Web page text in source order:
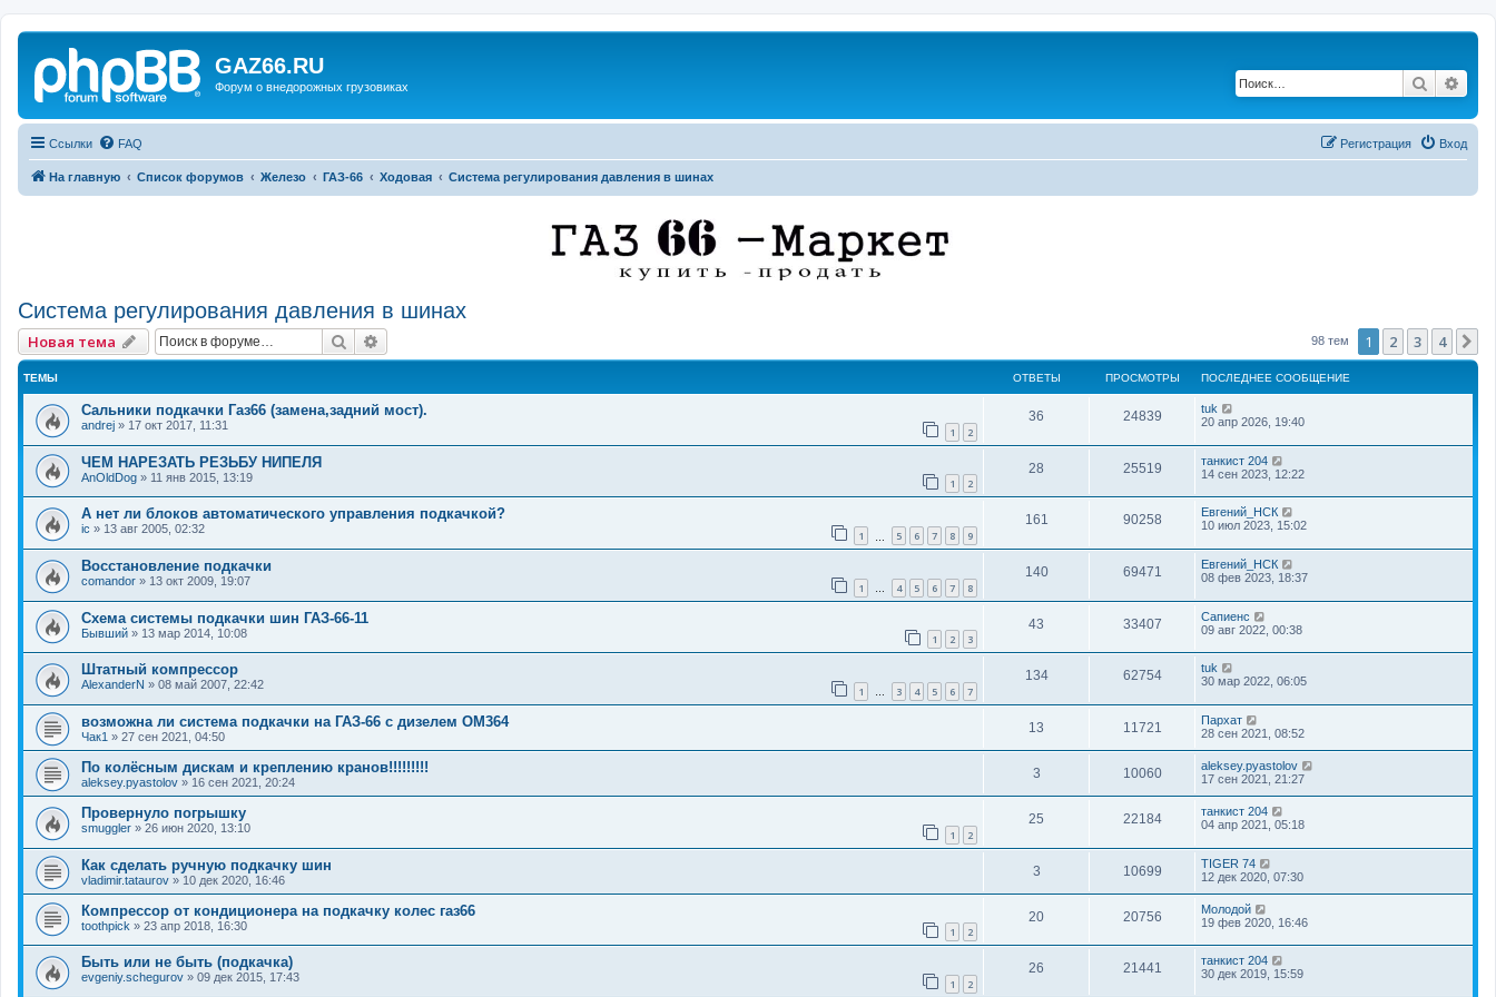
GAZ66.RU
Форум о внедорожных грузовиках Поиск
Ссылки FAQ Вход
Регистрация
На главную Список форумов Железо ГАЗ-66 Ходовая Система регулирования давления в шинах
Система регулирования давления в шинах
Новая тема Поиск 98 тем 1 2 3 4
ТЕМЫ ОТВЕТЫ ПРОСМОТРЫ ПОСЛЕДНЕЕ СООБЩЕНИЕ
Сальники подкачки Газ66 (замена,задний мост).
andrej » 17 окт 2017, 11:31 1 2
36 24839
tuk
20 апр 2026, 19:40
ЧЕМ НАРЕЗАТЬ РЕЗЬБУ НИПЕЛЯ
AnOldDog » 11 янв 2015, 13:19 1 2
28 25519
танкист 204
14 сен 2023, 12:22
А нет ли блоков автоматического управления подкачкой?
ic » 13 авг 2005, 02:32 1 5 6 7 8 9
161 90258
Евгений_НСК
10 июл 2023, 15:02
Восстановление подкачки
comandor » 13 окт 2009, 19:07 1 … 4 5 6 7 8
140 69471
Евгений_НСК
08 фев 2023, 18:37
Схема системы подкачки шин ГАЗ-66-11
Бывший » 13 мар 2014, 10:08 1 2 3
43 33407
Сапиенс
09 авг 2022, 00:38
Штатный компрессор
AlexanderN » 08 май 2007, 22:42 1 … 3 4 5 6 7
134 62754
tuk
30 мар 2022, 06:05
возможна ли система подкачки на ГАЗ-66 с дизелем ОМ364
Чак1 » 27 сен 2021, 04:50
13 11721
Пархат
28 сен 2021, 08:52
По колёсным дискам и креплению кранов!!!!!!!!!
aleksey.pyastolov » 16 сен 2021, 20:24
3 10060
aleksey.pyastolov
17 сен 2021, 21:27
Провернуло погрышку
smuggler » 26 июн 2020, 13:10 1 2
25 22184
танкист 204
04 апр 2021, 05:18
Как сделать ручную подкачку шин
vladimir.tataurov » 10 дек 2020, 16:46
3 10699
TIGER 74
12 дек 2020, 07:30
Компрессор от кондиционера на подкачку колес газ66
toothpick » 23 апр 2018, 16:30 1 2
20 20756
Молодой
19 фев 2020, 16:46
Быть или не быть (подкачка)
evgeniy.schegurov » 09 дек 2015, 17:43 1 2
26 21441
танкист 204
30 дек 2019, 15:59